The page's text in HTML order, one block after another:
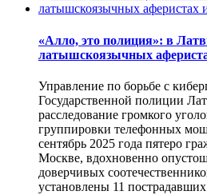
«Алло, это полиция»: в
латышскоязычных
Управление по борьбе с
Государственной полиции
расследование громкого
группировки телефонных
сентябрь 2025 года пятеро
Москве, вдохновенно
доверчивых
установлены 11